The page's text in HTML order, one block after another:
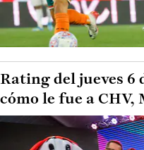
Rating del jueves 6
cómo le fue a CHV,